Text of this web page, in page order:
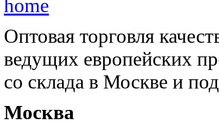
home
Оптовая торговля
ведущих европейских
со склада в Москве и под
Москва